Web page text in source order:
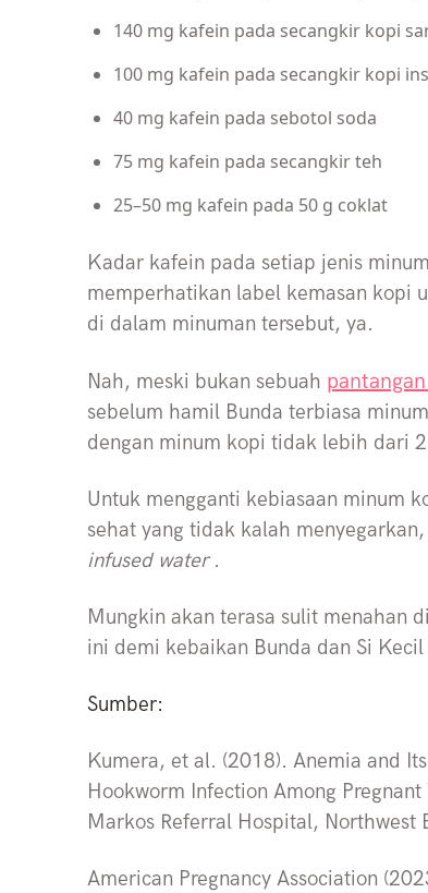
140 mg kafein pada secangkir kopi
100 mg kafein pada secangkir kopi
40 mg kafein pada sebotol soda
75 mg kafein pada secangkir teh
25–50 mg kafein pada 50 g coklat
Kadar kafein pada setiap jenis
memperhatikan label kemasan kopi
di dalam minuman tersebut, ya.
Nah, meski bukan sebuah pantangan
sebelum hamil Bunda terbiasa
dengan minum kopi tidak lebih dari
Untuk mengganti kebiasaan minum
sehat yang tidak kalah
infused water .
Mungkin akan terasa sulit menahan
ini demi kebaikan Bunda dan Si
Sumber:
Kumera, et al. (2018). Anemia and
Hookworm Infection Among
Markos Referral Hospital,
American Pregnancy Association